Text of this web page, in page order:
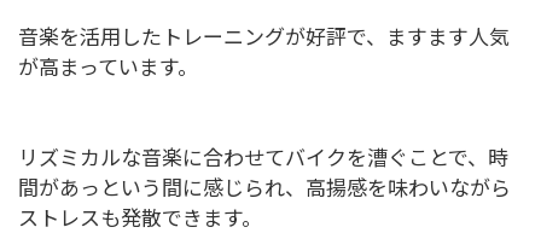
音楽を活用したトレーニングが好評で、ますます人気
が高まっています。
リズミカルな音楽に合わせてバイクを漕ぐことで、時
間があっという間に感じられ、高揚感を味わいながら
ストレスも発散できます。